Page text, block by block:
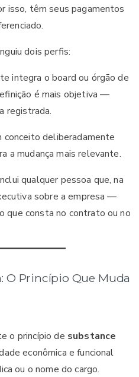
isso, têm seus pagamentos
dois perfis:
integra o board ou órgão de
é mais objetiva —
registrada.
conceito deliberadamente
a mudança mais relevante.
qualquer pessoa que, na
sobre a empresa —
que consta no contrato ou no
O Princípio Que Muda
o princípio de substance
econômica e funcional
ou o nome do cargo.